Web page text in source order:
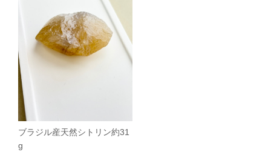
ブラジル産天然シトリン約31
g